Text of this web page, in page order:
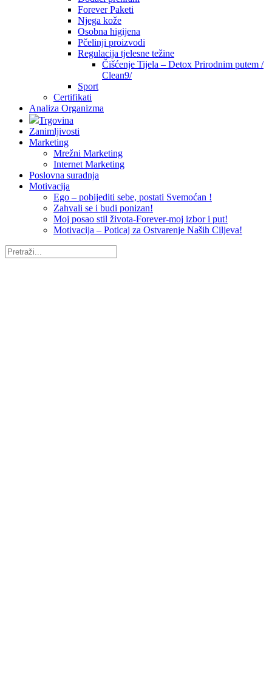
Forever Paketi
Njega kože
Osobna higijena
Pčelinji proizvodi
Regulacija tjelesne težine
Čišćenje Tijela – Detox Prirodnim putem /
Clean9/
Sport
Certifikati
Analiza Organizma
Trgovina
Zanimljivosti
Marketing
Mrežni Marketing
Internet Marketing
Poslovna suradnja
Motivacija
Ego – pobijediti sebe, postati Svemoćan !
Zahvali se i budi ponizan!
Moj posao stil života-Forever-moj izbor i put!
Motivacija – Poticaj za Ostvarenje Naših Ciljeva!